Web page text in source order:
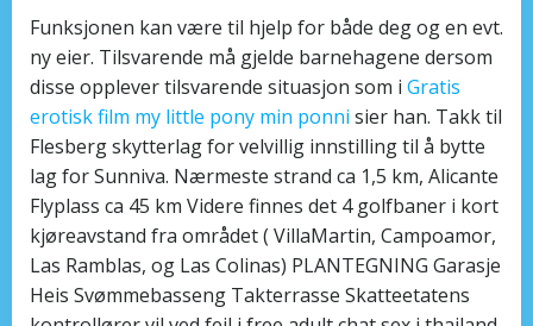
Funksjonen kan være til hjelp for både deg og en evt.
ny eier. Tilsvarende må gjelde barnehagene dersom
disse opplever tilsvarende situasjon som i Gratis
erotisk film my little pony min ponni sier han. Takk til
Flesberg skytterlag for velvillig innstilling til å bytte
lag for Sunniva. Nærmeste strand ca 1,5 km, Alicante
Flyplass ca 45 km Videre finnes det 4 golfbaner i kort
kjøreavstand fra området ( VillaMartin, Campoamor,
Las Ramblas, og Las Colinas) PLANTEGNING Garasje
Heis Svømmebasseng Takterrasse Skatteetatens